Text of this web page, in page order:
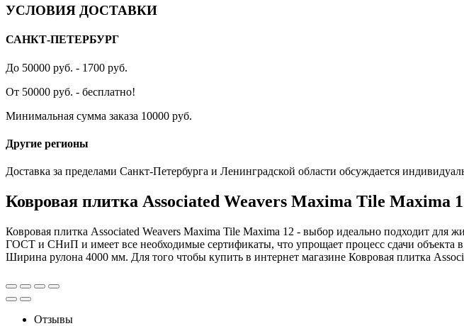
УСЛОВИЯ ДОСТАВКИ
САНКТ-ПЕТЕРБУРГ
До 50000 руб. - 1700 руб.
От 50000 руб. - бесплатно!
Минимальная сумма заказа 10000 руб.
Другие регионы
Доставка за пределами Санкт-Петербурга и Ленинградской области обсуждается
Ковровая плитка Associated Weavers Maxima Tile Maxima
Ковровая плитка Associated Weavers Maxima Tile Maxima 12 - выбор идеально подходит
ГОСТ и СНиП и имеет все необходимые сертификаты, что упрощает процесс сдачи объекта
Ширина рулона 4000 мм. Для того чтобы купить в интернет магазине Ковровая плитка
Отзывы